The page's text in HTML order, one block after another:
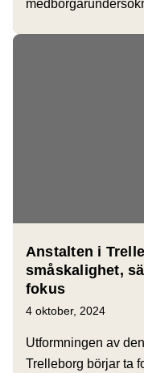
Anstalten i
småskalighet,
fokus
4 oktober, 2024
Utformningen av
Trelleborg börjar ta